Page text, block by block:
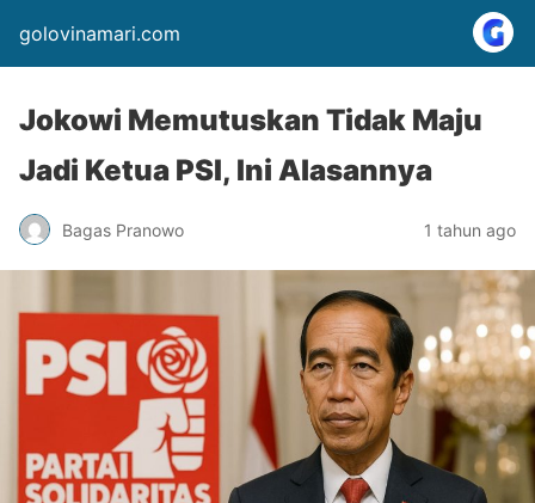
golovinamari.com
Jokowi Memutuskan Tidak Maju
Jadi Ketua PSI, Ini Alasannya
Bagas Pranowo 1 tahun ago